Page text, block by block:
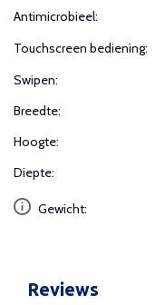
Antimicrobieel:
Touchscreen bediening:
Swipen:
Breedte:
Hoogte:
Diepte:
Gewicht:
Reviews